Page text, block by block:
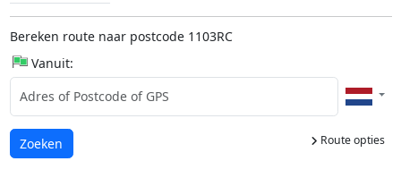
Bereken route naar postcode 1103RC
Vanuit:
Route opties
Laden...
Zoeken